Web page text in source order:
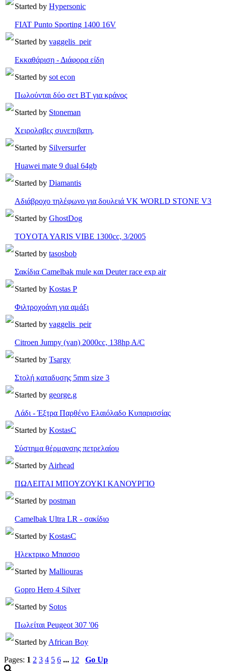
Started by Hypersonic
FIAT Punto Sporting 1400 16V
Started by vaggelis_peir
Εκκαθάριση - Διάφορα είδη
Started by sot econ
Πωλούνται δύο σετ ΒΤ για κράνος
Started by Stoneman
Χειρολαβες συνεπιβατη,
Started by Silversurfer
Huawei mate 9 dual 64gb
Started by Diamantis
Αδιάβροχο τηλέφωνο για δουλειά VK WORLD STONE V3
Started by GhostDog
TOYOTA YARIS VIBE 1300cc, 3/2005
Started by tasosbob
Σακίδια Camelbak mule και Deuter race exp air
Started by Kostas P
Φιλτροχοάνη για αμάξι
Started by vaggelis_peir
Citroen Jumpy (van) 2000cc, 138hp A/C
Started by Tsargy
Στολή καταδυσης 5mm size 3
Started by george.g
Λάδι - Έξτρα Παρθένο Ελαιόλαδο Κυπαρισσίας
Started by KostasC
Σύστημα θέρμανσης πετρελαίου
Started byAirhead
ΠΩΛΕΙΤΑΙ ΜΠΟΥΖΟΥΚΙ ΚΑΝΟΥΡΓΙΟ
Started by postman
Camelbak Ultra LR - σακίδιο
Started by KostasC
Ηλεκτρικο Μπασσο
Started by Malliouras
Gopro Hero 4 Silver
Started by Sotos
Πωλείται Peugeot 307 '06
Started byAfrican Boy
Pages: 1 2 3 4 5 6 ... 12 Go Up